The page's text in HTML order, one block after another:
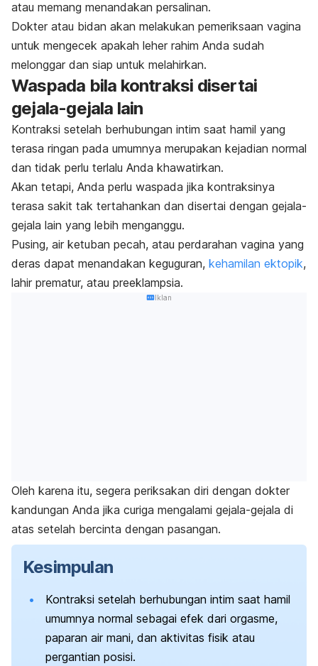
atau memang menandakan persalinan.
Dokter atau bidan akan melakukan pemeriksaan vagina
untuk mengecek apakah leher rahim Anda sudah
melonggar dan siap untuk melahirkan.
Waspada bila kontraksi disertai
gejala-gejala lain
Kontraksi setelah berhubungan intim saat hamil yang
terasa ringan pada umumnya merupakan kejadian normal
dan tidak perlu terlalu Anda khawatirkan.
Akan tetapi, Anda perlu waspada jika kontraksinya
terasa sakit tak tertahankan dan disertai dengan gejala-
gejala lain yang lebih menganggu.
Pusing, air ketuban pecah, atau perdarahan vagina yang
deras dapat menandakan keguguran, kehamilan ektopik,
lahir prematur, atau preeklampsia.
Iklan
Oleh karena itu, segera periksakan diri dengan dokter
kandungan Anda jika curiga mengalami gejala-gejala di
atas setelah bercinta dengan pasangan.
Kesimpulan
Kontraksi setelah berhubungan intim saat hamil
umumnya normal sebagai efek dari orgasme,
paparan air mani, dan aktivitas fisik atau
pergantian posisi.